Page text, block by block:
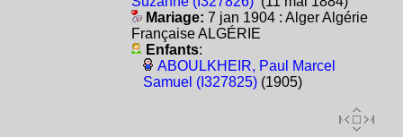
Mariage: 7 jan 1904 : Alger Algérie
Française ALGÉRIE
Enfants:
ABOULKHEIR, Paul Marcel
Samuel (I327825)(1905)